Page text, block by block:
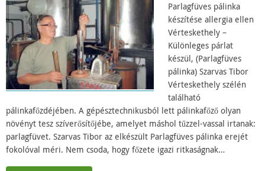
Parlagfüves pálinka
készítése allergia ellen
Vérteskethely –
Különleges párlat
készül, (Parlagfüves
pálinka) Szarvas Tibor
Vérteskethely szélén
található
pálinkafőzdéjében. A gépésztechnikusból lett pálinkafőző olyan
növényt tesz szíverősítőjébe, amelyet máshol tűzzel-vassal irtanak:
parlagfüvet. Szarvas Tibor az elkészült Parlagfüves pálinka erejét
fokolóval méri. Nem csoda, hogy főzete igazi ritkaságnak…